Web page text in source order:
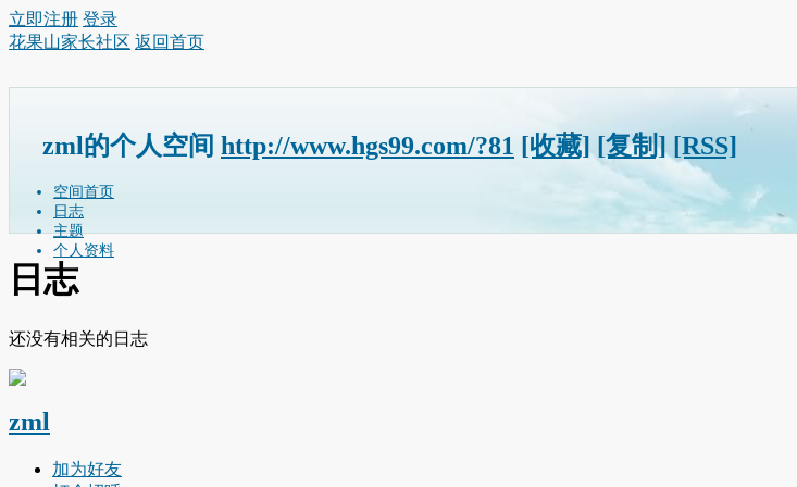
立即注册 登录
花果山家长社区 返回首页
zml的个人空间 http://www.hgs99.com/?81 [收藏] [复制] [RSS]
空间首页
日志
主题
个人资料
日志
还没有相关的日志
zml
加为好友